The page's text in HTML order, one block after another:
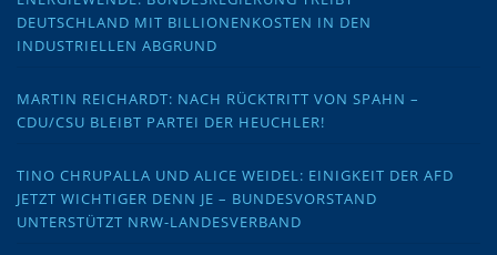
DEUTSCHLAND MIT BILLIONENKOSTEN IN DEN
INDUSTRIELLEN ABGRUND
MARTIN REICHARDT: NACH RÜCKTRITT VON SPAHN –
CDU/CSU BLEIBT PARTEI DER HEUCHLER!
TINO CHRUPALLA UND ALICE WEIDEL: EINIGKEIT DER AFD
JETZT WICHTIGER DENN JE – BUNDESVORSTAND
UNTERSTÜTZT NRW-LANDESVERBAND